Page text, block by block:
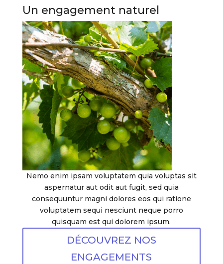
Un engagement naturel
Nemo enim ipsam voluptatem quia voluptas sit
aspernatur aut odit aut fugit, sed quia
consequuntur magni dolores eos qui ratione
voluptatem sequi nesciunt neque porro
quisquam est qui dolorem ipsum.
DÉCOUVREZ NOS
ENGAGEMENTS